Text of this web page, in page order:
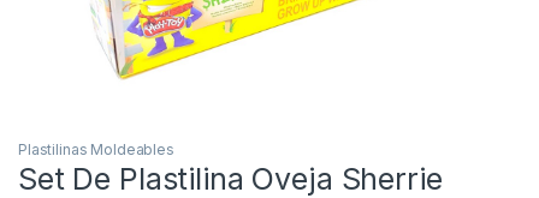
Plastilinas Moldeables
Set De Plastilina Oveja Sherrie